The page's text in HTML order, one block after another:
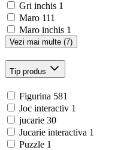
Gri inchis 1
Maro 111
Maro inchis 1
Vezi mai multe (7)
Tip produs
Figurina 581
Joc interactiv 1
jucarie 30
Jucarie interactiva 1
Puzzle 1